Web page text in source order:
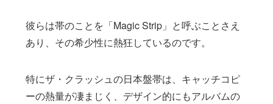
彼らは帯のことを「Magic Strip」と呼ぶことさえ
あり、その希少性に熱狂しているのです。
特にザ・クラッシュの日本盤帯は、キャッチコピ
ーの熱量が凄まじく、デザイン的にもアルバムの